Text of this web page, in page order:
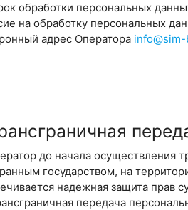
обработки персональных
на обработку персональных
адрес Оператора
до начала осуществления
государством, на
надежная защита прав
передача